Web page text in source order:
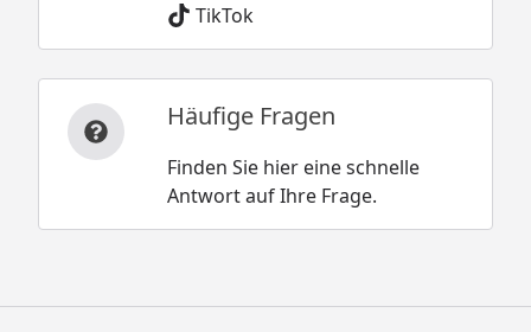
TikTok
Häufige Fragen
Finden Sie hier eine schnelle
Antwort auf Ihre Frage.